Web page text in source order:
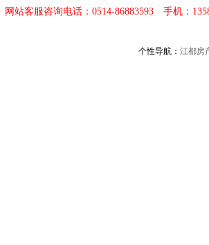
网站客服咨询电话：0514-86883593 手机：
个性导航： 江都房